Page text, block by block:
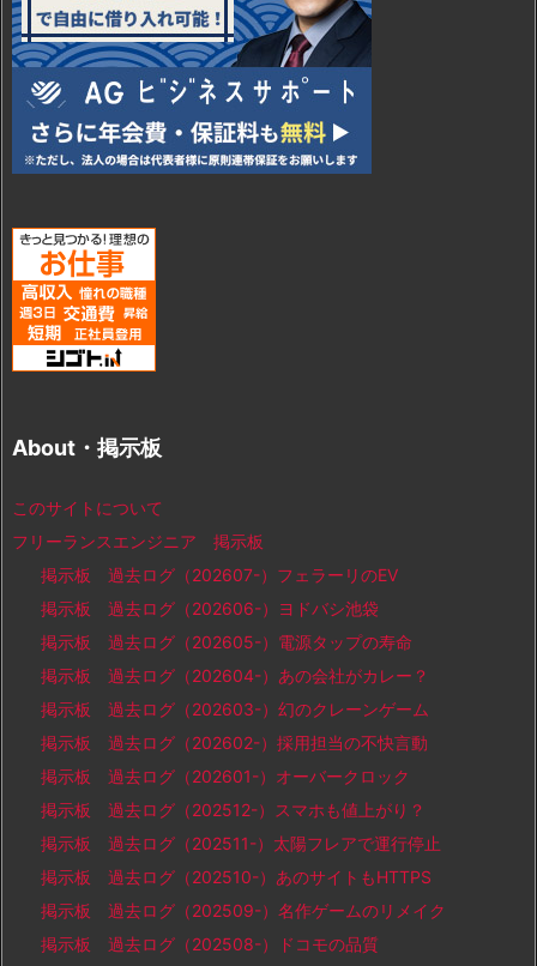
About・掲示板
このサイトについて
フリーランスエンジニア 掲示板
掲示板 過去ログ（202607-）フェラーリのEV
掲示板 過去ログ（202606-）ヨドバシ池袋
掲示板 過去ログ（202605-）電源タップの寿命
掲示板 過去ログ（202604-）あの会社がカレー？
掲示板 過去ログ（202603-）幻のクレーンゲーム
掲示板 過去ログ（202602-）採用担当の不快言動
掲示板 過去ログ（202601-）オーバークロック
掲示板 過去ログ（202512-）スマホも値上がり？
掲示板 過去ログ（202511-）太陽フレアで運行停止
掲示板 過去ログ（202510-）あのサイトもHTTPS
掲示板 過去ログ（202509-）名作ゲームのリメイク
掲示板 過去ログ（202508-）ドコモの品質